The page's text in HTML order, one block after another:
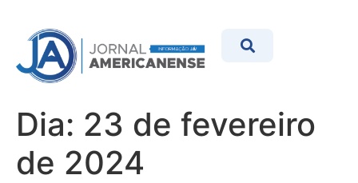
Dia: 23 de fevereiro
de 2024